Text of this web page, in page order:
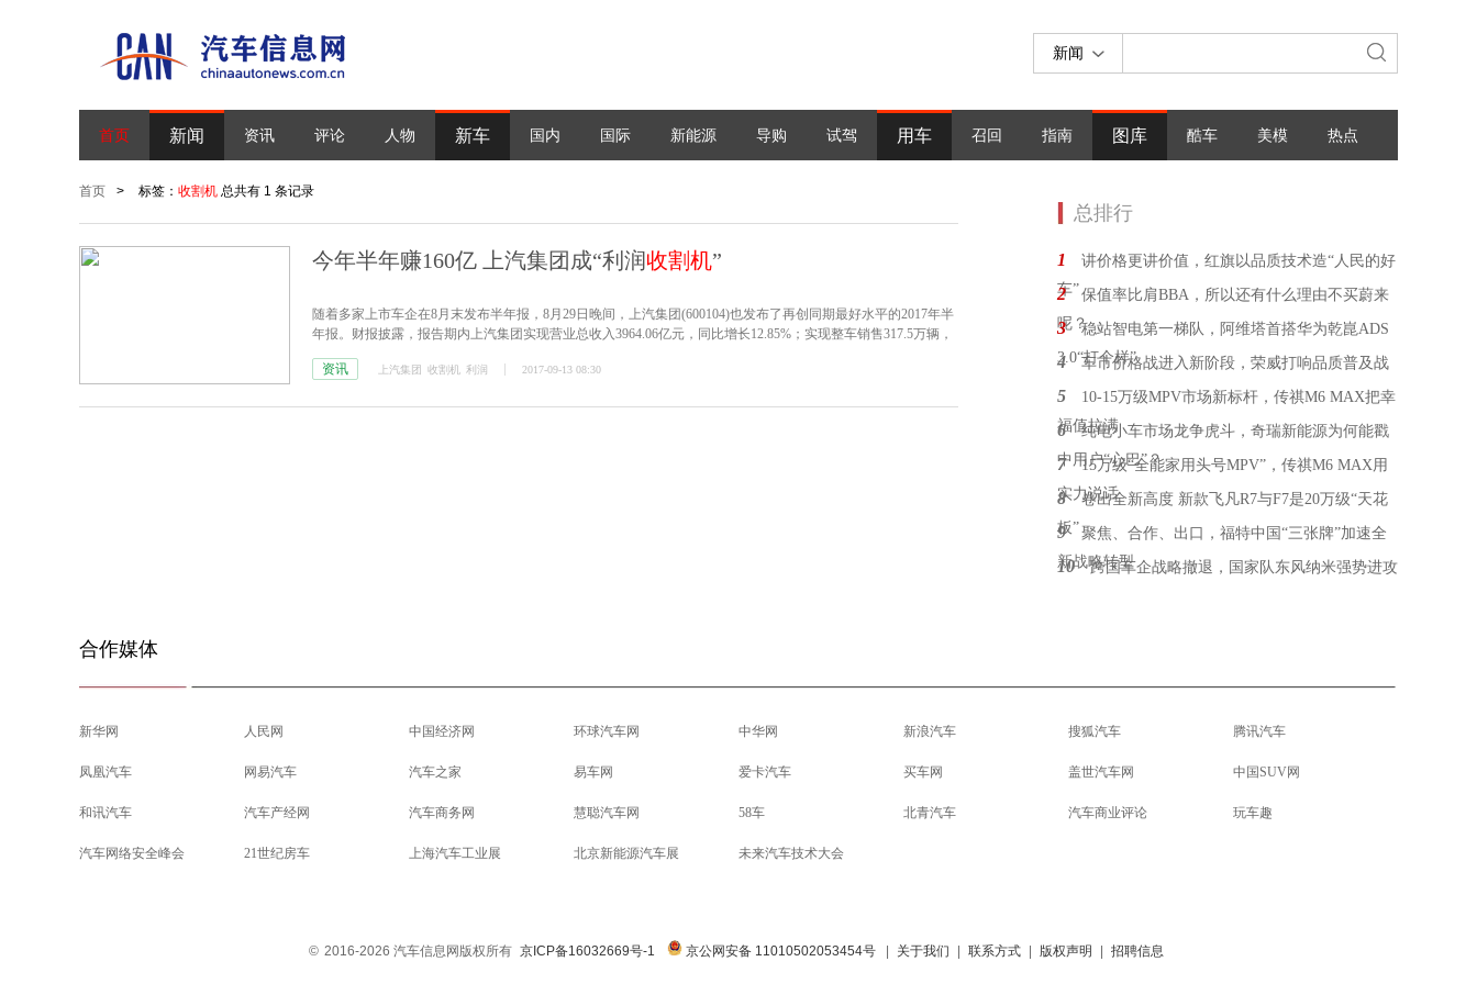
新闻
首页 新闻 资讯 评论 人物 新车 国内 国际 新能源 导购 试驾 用车 召回 指南 图库 酷车 美模 热点
首页 > 标签： 收割机 总共有 1 条记录
今年半年赚160亿 上汽集团成“利润收割机”
随着多家上市车企在8月末发布半年报，8月29日晚间，上汽集团(600104)也发布了再创同期最好水平的2017年半
年报。财报披露，报告期内上汽集团实现营业总收入3964.06亿元，同比增长12.85%；实现整车销售317.5万辆，
5.96%，基本每股收益1.38元。
资讯 上汽集团 收割机 利润 2017-09-13 08:30
总排行
1
讲价格更讲价值，红旗以品质技术造“人民的好
车”
2
保值率比肩BBA，所以还有什么理由不买蔚来
呢？
3
稳站智电第一梯队，阿维塔首搭华为乾崑ADS
3.0“打个样”
4 车市价格战进入新阶段，荣威打响品质普及战
5
10-15万级MPV市场新标杆，传祺M6 MAX把幸
福值拉满
6
纯电小车市场龙争虎斗，奇瑞新能源为何能戳
中用户“心巴”？
7
15万级“全能家用头号MPV”，传祺M6 MAX用
实力说话
8
卷出全新高度 新款飞凡R7与F7是20万级“天花
板”
9
聚焦、合作、出口，福特中国“三张牌”加速全
新战略转型
10 跨国车企战略撤退，国家队东风纳米强势进攻
合作媒体
新华网 人民网 中国经济网 环球汽车网 中华网 新浪汽车 搜狐汽车 腾讯汽车
凤凰汽车 网易汽车 汽车之家 易车网 爱卡汽车 买车网 盖世汽车网 中国SUV网
和讯汽车 汽车产经网 汽车商务网 慧聪汽车网 58车 北青汽车 汽车商业评论 玩车趣
汽车网络安全峰会 21世纪房车 上海汽车工业展 北京新能源汽车展 未来汽车技术大会
© 2016-2026 汽车信息网版权所有 京ICP备16032669号-1 京公网安备 11010502053454号 | 关于我们 | 联系方式 | 版权声明 | 招聘信息